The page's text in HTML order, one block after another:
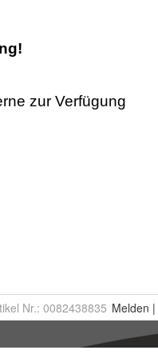
Nr.: 0082438835 Melden |